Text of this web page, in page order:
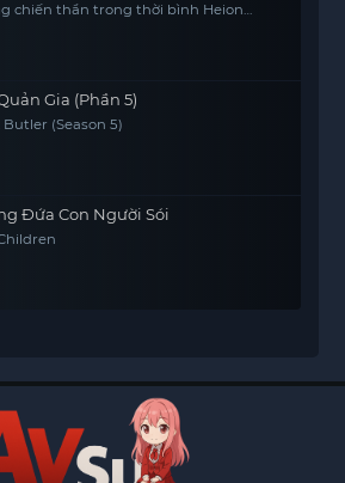
chiến thần trong thời bình Heion
Gia (Phần 5)
Butler (Season 5)
Đứa Con Người Sói